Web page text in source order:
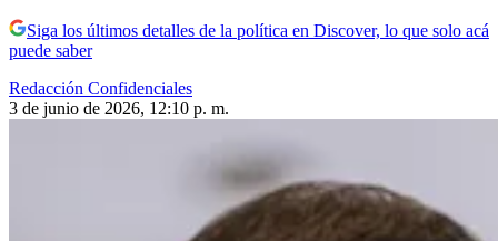
Siga los últimos detalles de la política en Discover, lo que solo acá
puede saber
Redacción Confidenciales
3 de junio de 2026, 12:10 p. m.